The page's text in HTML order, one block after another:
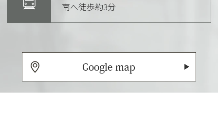
南へ徒歩約3分
Google map